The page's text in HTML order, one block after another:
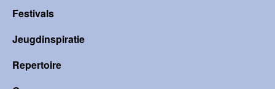
Festivals
Jeugdinspiratie
Repertoire